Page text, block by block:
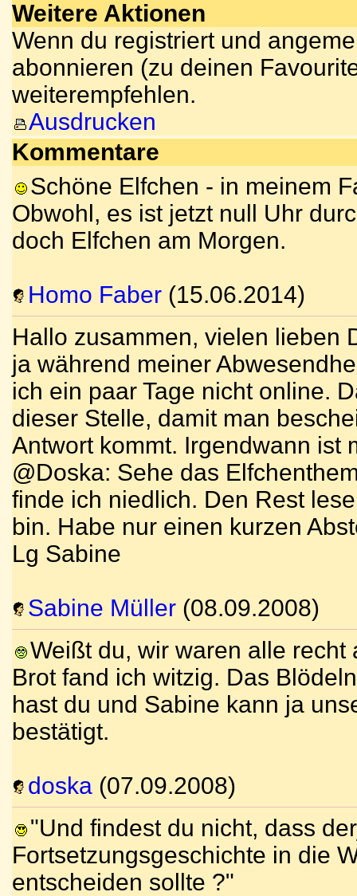
Weitere Aktionen
Wenn du registriert und
abonnieren (zu deinen
weiterempfehlen.
Ausdrucken
Kommentare
Schöne Elfchen - in meinem
Obwohl, es ist jetzt null Uhr
doch Elfchen am Morgen.
Homo Faber (15.06.2014)
Hallo zusammen, vielen lieben
ja während meiner
ich ein paar Tage nicht online.
dieser Stelle, damit man
Antwort kommt. Irgendwann ist
@Doska: Sehe das
finde ich niedlich. Den Rest
bin. Habe nur einen kurzen
Lg Sabine
Sabine Müller (08.09.2008)
Weißt du, wir waren alle
Brot fand ich witzig. Das
hast du und Sabine kann ja
bestätigt.
doska (07.09.2008)
"Und findest du nicht, dass
Fortsetzungsgeschichte in die
entscheiden sollte ?"